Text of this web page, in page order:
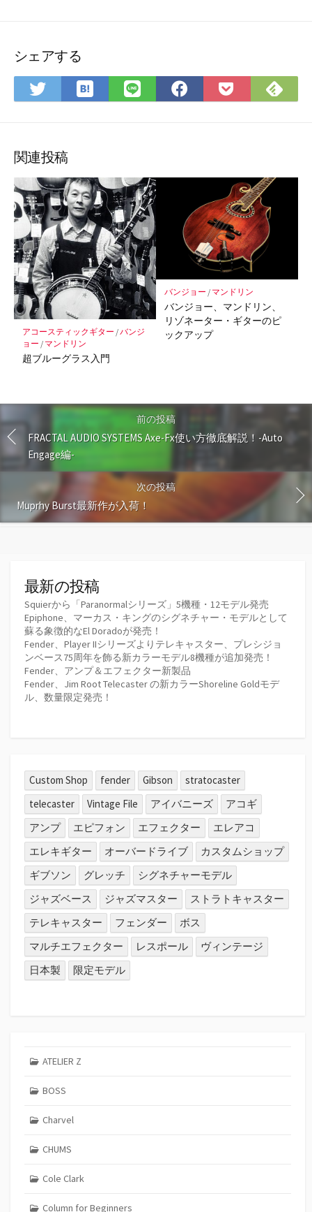
シェアする
Twitter
で
ア
は
て
マ
ー
ク
に
保
存
LINE
で
Facebook
で
Pocket
に
で
関連投稿
アコースティックギター /バンジ
ョー / マンドリン
超ブルーグラス入門
バンジョー / マンドリン
バンジョー、マンドリン、
リゾネーター・ギターのピ
ックアップ
前の投稿
FRACTAL AUDIO SYSTEMS Axe-Fx使い方徹底解説！-Auto
Engage編-
次の投稿
Muprhy Burst最新作が入荷！
最新の投稿
Squierから「Paranormalシリーズ」5機種・12モデル発売
Epiphone、マーカス・キングのシグネチャー・モデルとして
蘇る象徴的なEl Doradoが発売！
Fender、Player IIシリーズよりテレキャスター、プレシジョ
ンベース75周年を飾る新カラーモデル8機種が追加発売！
Fender、アンプ＆エフェクター新製品
Fender、Jim Root Telecaster の新カラーShoreline Goldモデ
ル、数量限定発売！
Custom Shop fender Gibson
stratocaster
telecaster
Vintage File アイバニーズ
アコギ
アンプ
エピフォン エフェクター
エレアコ
エレキギター
オーバードライブ
カスタムショップ
ギブソン
グレッチ
シグネチャーモデル
ジャズベース
ジャズマスター
ストラトキャスター
テレキャスター
フェンダー
ボス
マルチエフェクター
レスポール
ヴィンテージ
日本製
限定モデル
ATELIER Z
BOSS
Charvel
CHUMS
Cole Clark
Column for Beginners